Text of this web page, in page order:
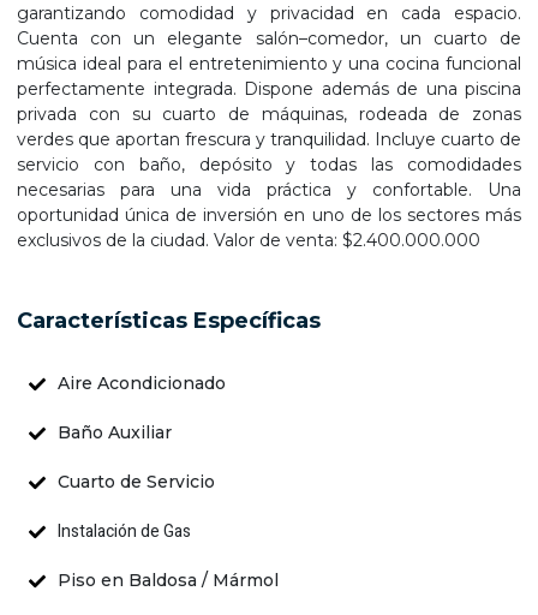
garantizando comodidad y privacidad en cada espacio.
Cuenta con un elegante salón–comedor, un cuarto de
música ideal para el entretenimiento y una cocina funcional
perfectamente integrada. Dispone además de una piscina
privada con su cuarto de máquinas, rodeada de zonas
verdes que aportan frescura y tranquilidad. Incluye cuarto de
servicio con baño, depósito y todas las comodidades
necesarias para una vida práctica y confortable. Una
oportunidad única de inversión en uno de los sectores más
exclusivos de la ciudad. Valor de venta: $2.400.000.000
Características Específicas
Aire Acondicionado
Baño Auxiliar
Cuarto de Servicio
Instalación de Gas
Piso en Baldosa / Mármol